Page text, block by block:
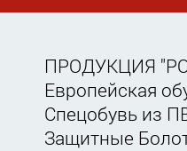
ПРОДУКЦИЯ
Европейская
Спецобувь из
Защитные